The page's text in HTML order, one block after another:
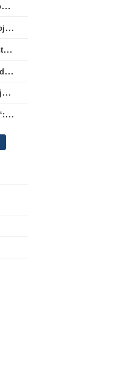
A. Skerla: „Ne tik gynėmės – norėjome atakuoti“
Lietuvos klubų pasirodymai Europoje: patirti pralaimėjimai Kroatijos atstovams
Turo anonsas: tiesioginių konkurentų dvikova Gargžduose
Informacija žiūrovams rugpjūčio 6 d. UEFA rungtynėms
M. Capanas: „Prieš pusmetį negalėjau net įsivaizduoti, kad žaisime prieš „Hajduk“
A. Skerla prieš dvikovą su „Hajduk“: „Tai kito kalibro komanda“